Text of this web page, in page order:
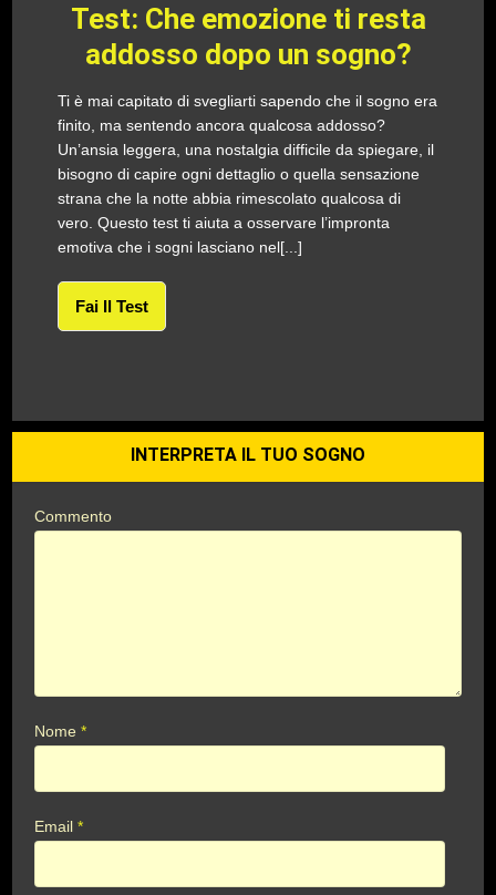
Test: Che emozione ti resta
addosso dopo un sogno?
Ti è mai capitato di svegliarti sapendo che il sogno era
finito, ma sentendo ancora qualcosa addosso?
Un’ansia leggera, una nostalgia difficile da spiegare, il
bisogno di capire ogni dettaglio o quella sensazione
strana che la notte abbia rimescolato qualcosa di
vero. Questo test ti aiuta a osservare l’impronta
emotiva che i sogni lasciano nel[...]
Fai Il Test
INTERPRETA IL TUO SOGNO
Commento
Nome*
Email*